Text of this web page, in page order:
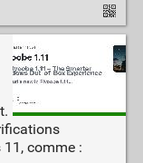
comme :